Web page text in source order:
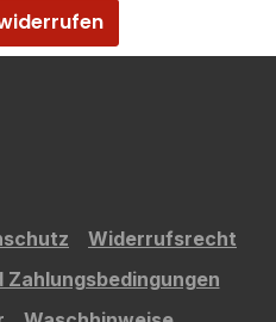
Widerrufsrecht
Zahlungsbedingungen